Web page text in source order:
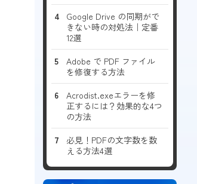
Google Drive の同期がで
きない時の対処法｜定番
12選
Adobe で PDF ファイル
を修復する方法
Acrodist.exeエラーを修
正するには？効果的な4つ
の方法
必見！PDFの文字数を数
える方法4選